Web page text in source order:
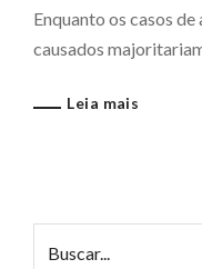
Enquanto os casos
causados
Leia mais